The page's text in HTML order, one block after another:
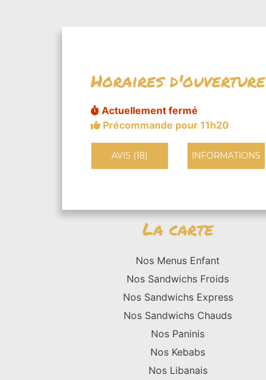
Horaires d'ouverture
Actuellement fermé
Précommande pour 11h20
AVIS (18) INFORMATIONS
La carte
Nos Menus Enfant
Nos Sandwichs Froids
Nos Sandwichs Express
Nos Sandwichs Chauds
Nos Paninis
Nos Kebabs
Nos Libanais